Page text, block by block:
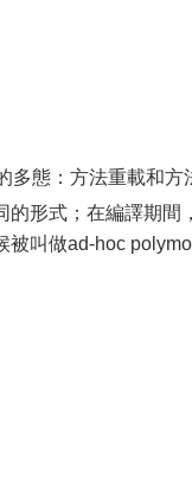
態：方法重載和方
形式；在編譯期
叫做ad-hoc